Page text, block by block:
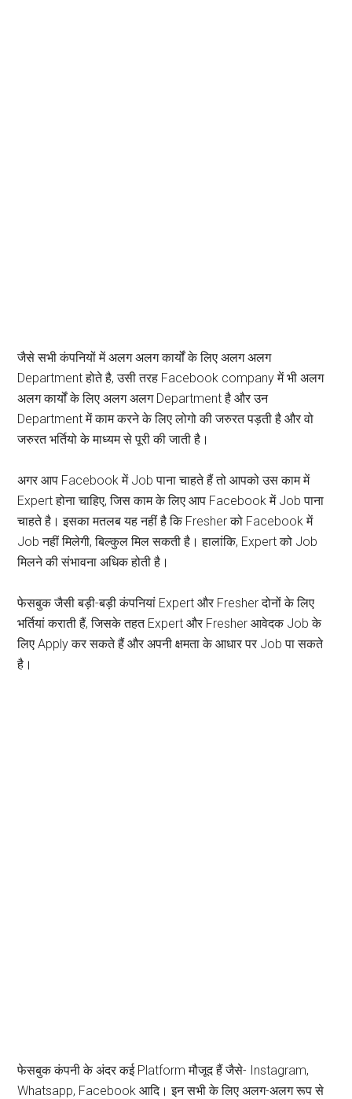
जैसे सभी कंपनियों में अलग अलग कार्यों के लिए अलग अलग
Department होते है, उसी तरह Facebook company में भी अलग
अलग कार्यों के लिए अलग अलग Department है और उन
Department में काम करने के लिए लोगो की जरुरत पड़ती है और वो
जरुरत भर्तियो के माध्यम से पूरी की जाती है।
अगर आप Facebook में Job पाना चाहते हैं तो आपको उस काम में
Expert होना चाहिए, जिस काम के लिए आप Facebook में Job पाना
चाहते है। इसका मतलब यह नहीं है कि Fresher को Facebook में
Job नहीं मिलेगी, बिल्कुल मिल सकती है। हालांकि, Expert को Job
मिलने की संभावना अधिक होती है।
फेसबुक जैसी बड़ी-बड़ी कंपनियां Expert और Fresher दोनों के लिए
भर्तियां कराती हैं, जिसके तहत Expert और Fresher आवेदक Job के
लिए Apply कर सकते हैं और अपनी क्षमता के आधार पर Job पा सकते
है।
फेसबुक कंपनी के अंदर कई Platform मौजूद हैं जैसे- Instagram,
Whatsapp, Facebook आदि। इन सभी के लिए अलग-अलग रूप से